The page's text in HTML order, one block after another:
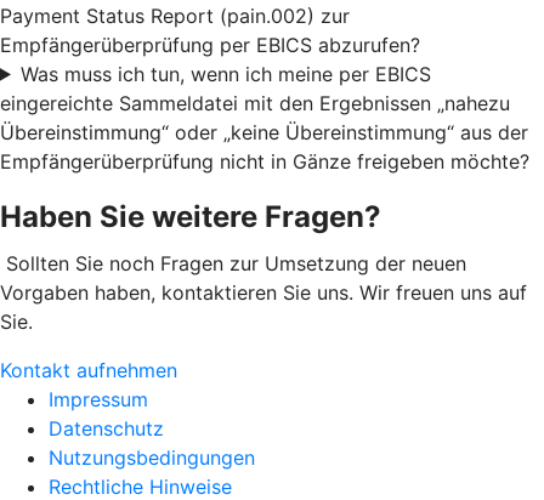
Payment Status Report (pain.002) zur
Empfängerüberprüfung per EBICS abzurufen?
Was muss ich tun, wenn ich meine per EBICS
eingereichte Sammeldatei mit den Ergebnissen „nahezu
Übereinstimmung“ oder „keine Übereinstimmung“ aus der
Empfängerüberprüfung nicht in Gänze freigeben möchte?
Haben Sie weitere Fragen?
Sollten Sie noch Fragen zur Umsetzung der neuen
Vorgaben haben, kontaktieren Sie uns. Wir freuen uns auf
Sie.
Kontakt aufnehmen
Impressum
Datenschutz
Nutzungsbedingungen
Rechtliche Hinweise